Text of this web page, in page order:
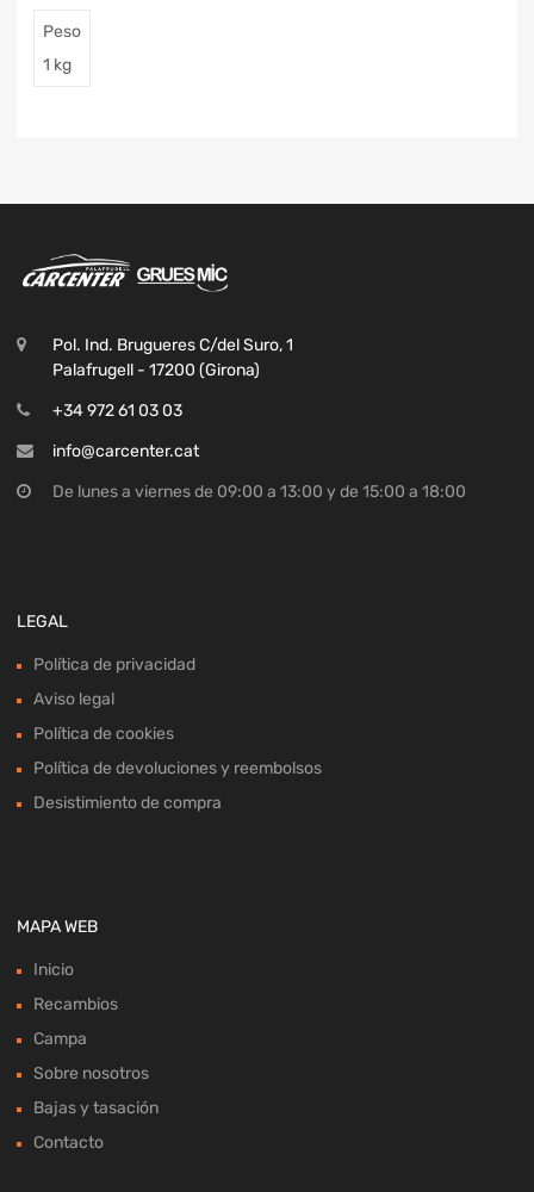
Peso
1 kg
Pol. Ind. Brugueres C/del Suro, 1
Palafrugell - 17200 (Girona)
+34 972 61 03 03
info@carcenter.cat
De lunes a viernes de 09:00 a 13:00 y de 15:00 a 18:00
LEGAL
Política de privacidad
Aviso legal
Política de cookies
Política de devoluciones y reembolsos
Desistimiento de compra
MAPA WEB
Inicio
Recambios
Campa
Sobre nosotros
Bajas y tasación
Contacto